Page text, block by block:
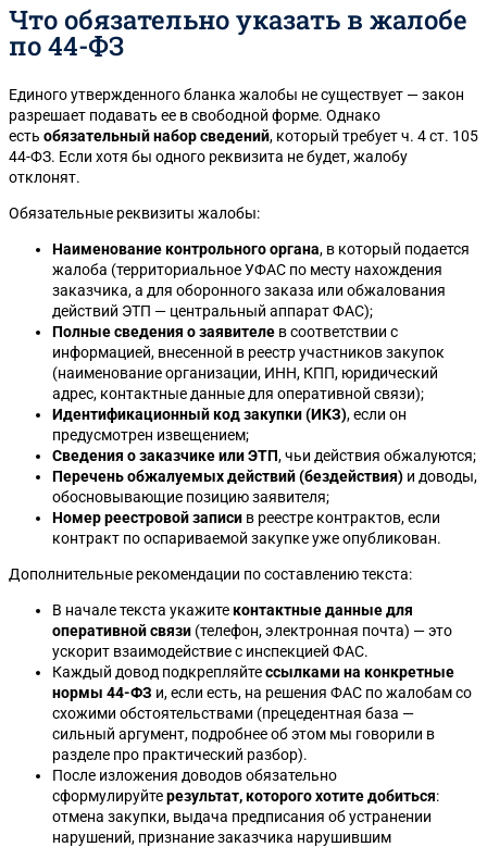
Что обязательно указать в жалобе
по 44-ФЗ
Единого утвержденного бланка жалобы не существует — закон
разрешает подавать ее в свободной форме. Однако
есть обязательный набор сведений, который требует ч. 4 ст. 105
44-ФЗ. Если хотя бы одного реквизита не будет, жалобу
отклонят.
Обязательные реквизиты жалобы:
Наименование контрольного органа, в который подается
жалоба (территориальное УФАС по месту нахождения
заказчика, а для оборонного заказа или обжалования
действий ЭТП — центральный аппарат ФАС);
Полные сведения о заявителе в соответствии с
информацией, внесенной в реестр участников закупок
(наименование организации, ИНН, КПП, юридический
адрес, контактные данные для оперативной связи);
Идентификационный код закупки (ИКЗ), если он
предусмотрен извещением;
Сведения о заказчике или ЭТП, чьи действия обжалуются;
Перечень обжалуемых действий (бездействия) и доводы,
обосновывающие позицию заявителя;
Номер реестровой записи в реестре контрактов, если
контракт по оспариваемой закупке уже опубликован.
Дополнительные рекомендации по составлению текста:
В начале текста укажитеконтактные данные для
оперативной связи (телефон, электронная почта) — это
ускорит взаимодействие с инспекцией ФАС.
Каждый довод подкрепляйтессылками на конкретные
нормы 44-ФЗ и, если есть, на решения ФАС по жалобам со
схожими обстоятельствами (прецедентная база —
сильный аргумент, подробнее об этом мы говорили в
разделе про практический разбор).
После изложения доводов обязательно
сформулируйтерезультат, которого хотите добиться:
отмена закупки, выдача предписания об устранении
нарушений, признание заказчика нарушившим